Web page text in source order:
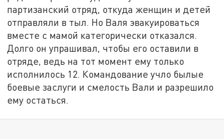
партизанский отряд, откуда женщин и детей
отправляли в тыл. Но Валя эвакуироваться
вместе с мамой категорически отказался.
Долго он упрашивал, чтобы его оставили в
отряде, ведь на тот момент ему только
исполнилось 12. Командование учло былые
боевые заслуги и смелость Вали и разрешило
ему остаться.